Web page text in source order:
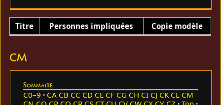
Titre Personnes impliquées Copie modèle
CM
Sommaire
C0–9 CA CB CC CD CE CF CG CH CI CJ CK CL CM